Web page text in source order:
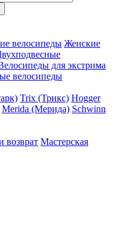
велосипеды Женские
для экстрима
велосипеды
Trix (Трикс) Hogger
Merida (Мерида) Schwinn
возврат Мастерская